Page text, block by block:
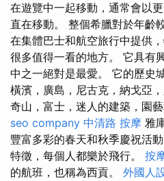
在遊覽中一起移動，通常會以
直在移動。 整個希臘對於年齡
在集體巴士和航空旅行中提供
很多值得一看的地方。 它具有
中之一絕對是最愛。 它的歷史
橫濱，廣島，尼古克，納戈亞
奇山，富士，迷人的建築，園
seo company 中清路 按摩 雅
豐富多彩的春天和秋季慶祝活
特徵，每個人都樂於飛行。 按
的航班，也稱為西貢。 外國人